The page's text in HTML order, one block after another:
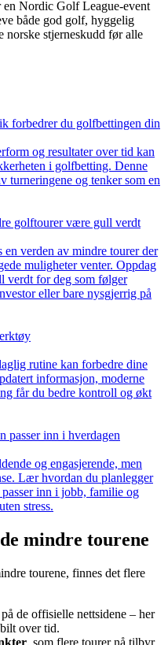
en Nordic Golf League-event
både god golf, hyggelig
norske stjerneskudd før alle
forbedrer du golfbettingen din
og resultater over tid kan
i golfbetting. Denne
turneringene og tenker som en
golftourer være gull verdt
verden av mindre tourer der
muligheter venter. Oppdag
verdt for deg som følger
eller bare nysgjerrig på
rutine kan forbedre dine
informasjon, moderne
får du bedre kontroll og økt
passer inn i hverdagen
og engasjerende, men
Lær hvordan du planlegger
inn i jobb, familie og
stress.
mindre tourene
tourene, finnes det flere
på de offisielle nettsidene – her
over tid.